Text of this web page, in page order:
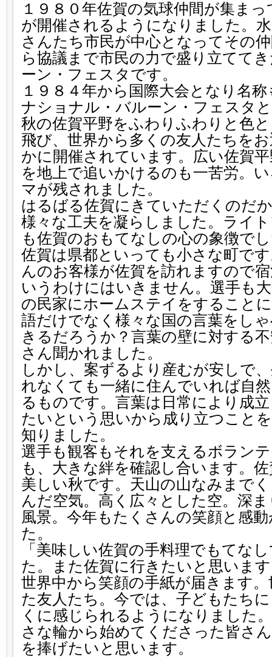
１９８０年佐賀の気球仲間が集ま
が開催されるようになりました。
さんたち市民が中心となってその
ら協議まで市民の力で盛り立てて
ーン・フェスタです。
１９８４年から国際大会となり名
ナショナル・バルーン・フェスタ
秋の佐賀平野をふわりふわりと色
飛び、世界から多くの友人たちを
かに開催されています。広い佐賀
を地上で追いかけるのも一苦労。
マが残されました。
はるばる佐賀にきていただくのだ
様々な工夫を凝らしました。ライ
も佐賀のおもてなしの心の象徴で
佐賀は県都といっても小さな町で
んのお客様が佐賀を訪れますので
いうわけにはいきません。選手も
の民家にホームステイをすること
語だけでなく様々な国の言葉をし
きるだろうか？言葉の壁に対する
さん聞かれました。
しかし、案ずるより産むが安しで
れなくても一緒に住んでいれば自
るものです。言葉は日常により成
たいという思いから成り立つこと
知りました。
選手も観客もそれを支えるボラン
も、大きな絆を確認し合います。
美しい秋です。天山の山なみまで
んだ空気。高く広々とした空。深
風景。今年もたくさんの笑顔と感
た。
「美味しい佐賀の手料理でもてな
た。また佐賀に行きたいと思いま
世界中から笑顔の手紙が届きます
た友人たち。今では、子どもたち
くに感じられるようになりました
さな輪から始めてくださった皆さ
を捧げたいと思います。